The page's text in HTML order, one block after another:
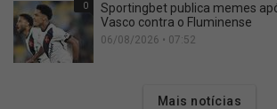
0
Sportingbet publica memes
Vasco contra o Fluminense
06/08/2026 • 07:52
Mais notícias